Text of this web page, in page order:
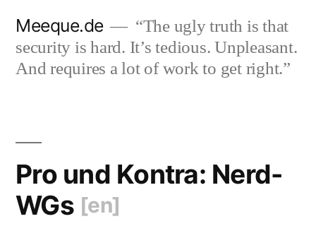
content
Meeque.de
“The ugly truth is that
security is hard. It’s tedious. Unpleasant.
And requires a lot of work to get right.”
Pro und Kontra: Nerd-
WGs [en]